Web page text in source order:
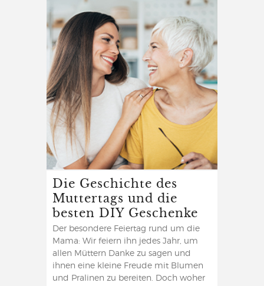
Die Geschichte des
Muttertags und die
besten DIY Geschenke
Der besondere Feiertag rund um die
Mama: Wir feiern ihn jedes Jahr, um
allen Müttern Danke zu sagen und
ihnen eine kleine Freude mit Blumen
und Pralinen zu bereiten. Doch woher